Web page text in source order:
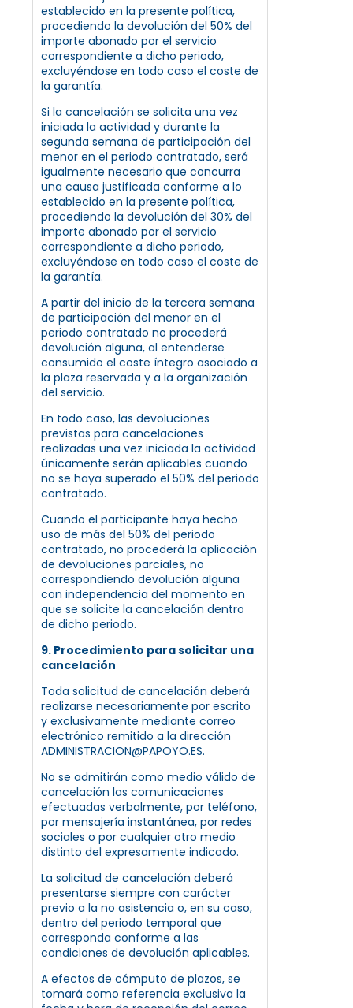
establecido en la presente política,
procediendo la devolución del 50% del
importe abonado por el servicio
correspondiente a dicho periodo,
excluyéndose en todo caso el coste de
la garantía.
Si la cancelación se solicita una vez
iniciada la actividad y durante la
segunda semana de participación del
menor en el periodo contratado, será
igualmente necesario que concurra
una causa justificada conforme a lo
establecido en la presente política,
procediendo la devolución del 30% del
importe abonado por el servicio
correspondiente a dicho periodo,
excluyéndose en todo caso el coste de
la garantía.
A partir del inicio de la tercera semana
de participación del menor en el
periodo contratado no procederá
devolución alguna, al entenderse
consumido el coste íntegro asociado a
la plaza reservada y a la organización
del servicio.
En todo caso, las devoluciones
previstas para cancelaciones
realizadas una vez iniciada la actividad
únicamente serán aplicables cuando
no se haya superado el 50% del periodo
contratado.
Cuando el participante haya hecho
uso de más del 50% del periodo
contratado, no procederá la aplicación
de devoluciones parciales, no
correspondiendo devolución alguna
con independencia del momento en
que se solicite la cancelación dentro
de dicho periodo.
9. Procedimiento para solicitar una
cancelación
Toda solicitud de cancelación deberá
realizarse necesariamente por escrito
y exclusivamente mediante correo
electrónico remitido a la dirección
ADMINISTRACION@PAPOYO.ES.
No se admitirán como medio válido de
cancelación las comunicaciones
efectuadas verbalmente, por teléfono,
por mensajería instantánea, por redes
sociales o por cualquier otro medio
distinto del expresamente indicado.
La solicitud de cancelación deberá
presentarse siempre con carácter
previo a la no asistencia o, en su caso,
dentro del periodo temporal que
corresponda conforme a las
condiciones de devolución aplicables.
A efectos de cómputo de plazos, se
tomará como referencia exclusiva la